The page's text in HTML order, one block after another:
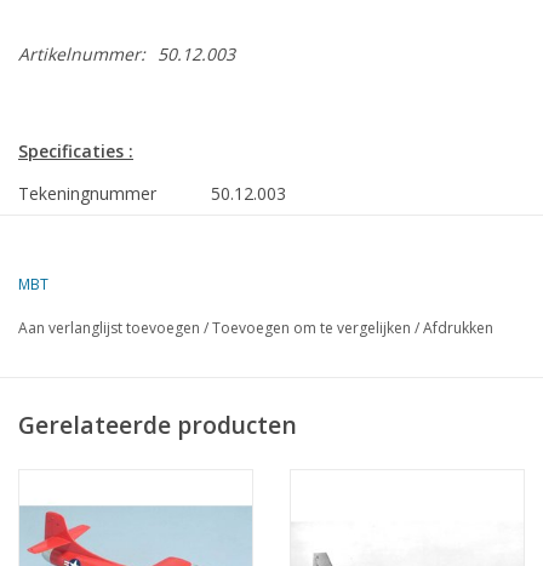
Artikelnummer: 50.12.003
Specificaties :
Tekeningnummer
50.12.003
Omschrijving
Kwaliteit
een maatschets met beperkte
Schaal
1 : 50
Aantal bladen A0
MBT
Aan verlanglijst toevoegen /Toevoegen om te vergelijken /Afdrukken
Gerelateerde producten